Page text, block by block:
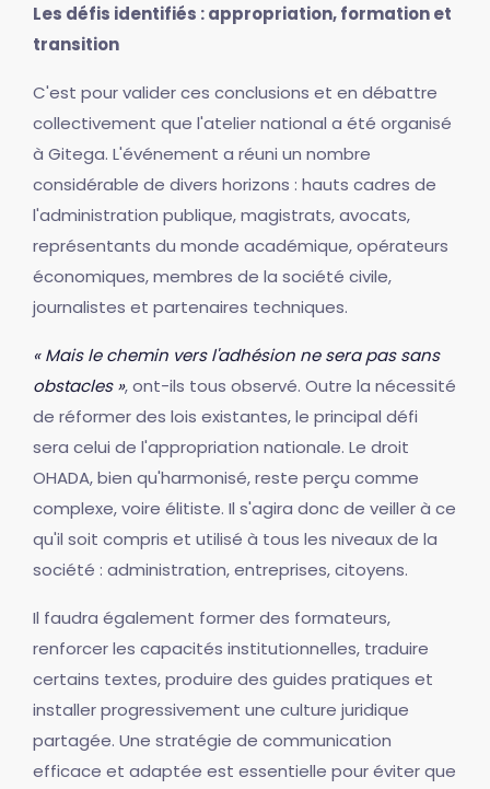
Les défis identifiés : appropriation, formation et
transition
C'est pour valider ces conclusions et en débattre
collectivement que l'atelier national a été organisé
à Gitega. L'événement a réuni un nombre
considérable de divers horizons : hauts cadres de
l'administration publique, magistrats, avocats,
représentants du monde académique, opérateurs
économiques, membres de la société civile,
journalistes et partenaires techniques.
« Mais le chemin vers l'adhésion ne sera pas sans
obstacles », ont-ils tous observé. Outre la nécessité
de réformer des lois existantes, le principal défi
sera celui de l'appropriation nationale. Le droit
OHADA, bien qu'harmonisé, reste perçu comme
complexe, voire élitiste. Il s'agira donc de veiller à ce
qu'il soit compris et utilisé à tous les niveaux de la
société : administration, entreprises, citoyens.
Il faudra également former des formateurs,
renforcer les capacités institutionnelles, traduire
certains textes, produire des guides pratiques et
installer progressivement une culture juridique
partagée. Une stratégie de communication
efficace et adaptée est essentielle pour éviter que